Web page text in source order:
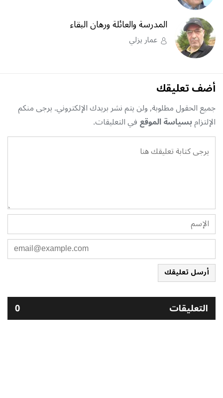
المدرسة والعائلة ورهان البقاء
عمار يزلي
أضف تعليقك
جميع الحقول مطلوبة, ولن يتم نشر بريدك الإلكتروني. يرجى منكم
الإلتزامبسياسة الموقعفي التعليقات.
أرسل تعليقك
التعليقات 0